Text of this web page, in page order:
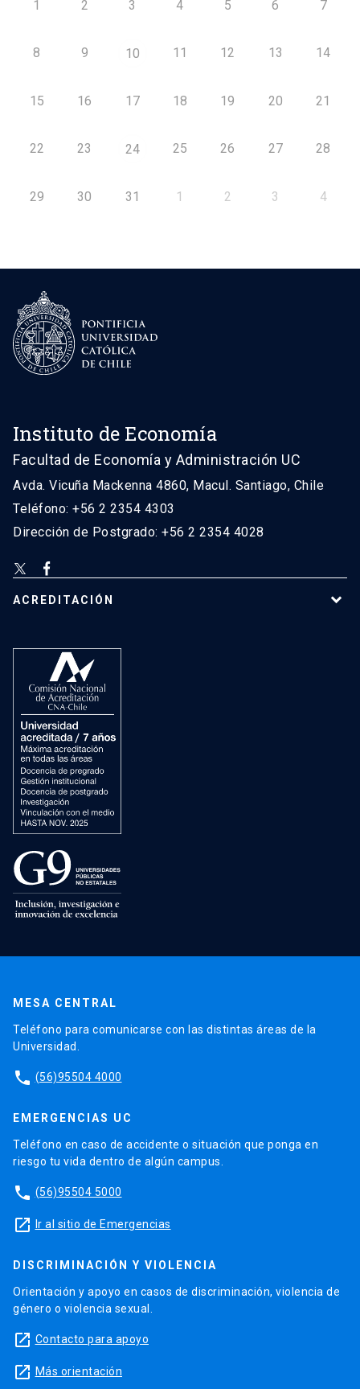
1 2 3 4 5 6 7
8 9 10 11 12 13 14
15 16 17 18 19 20 21
22 23 24 25 26 27 28
29 30 31 1 2 3 4
Instituto de Economía
Facultad de Economía y Administración UC
Avda. Vicuña Mackenna 4860, Macul. Santiago, Chile
Teléfono: +56 2 2354 4303
Dirección de Postgrado: +56 2 2354 4028
ACREDITACIÓN
MESA CENTRAL
Teléfono para comunicarse con las distintas áreas de la
Universidad.
phone (56)95504 4000
EMERGENCIAS UC
Teléfono en caso de accidente o situación que ponga en
riesgo tu vida dentro de algún campus.
phone (56)95504 5000
launch Ir al sitio de Emergencias
DISCRIMINACIÓN Y VIOLENCIA
Orientación y apoyo en casos de discriminación, violencia de
género o violencia sexual.
launch Contacto para apoyo
launch Más orientación